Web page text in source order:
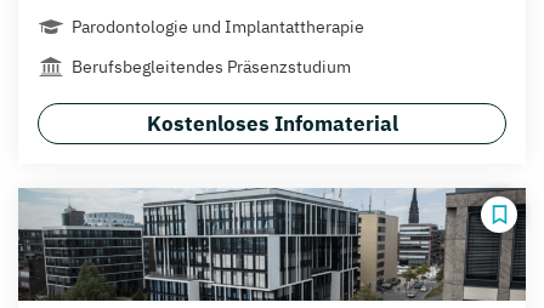
Parodontologie und Implantattherapie
Berufsbegleitendes Präsenzstudium
Kostenloses Infomaterial